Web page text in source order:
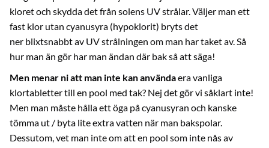
kloret och skydda det från solens UV strålar. Väljer man ett
fast klor utan cyanusyra (hypoklorit) bryts det
ner blixtsnabbt av UV strålningen om man har taket av. Så
hur man än gör har man ändan där bak så att säga!
Men menar ni att man inte kan användaera vanliga
klortabletter till en pool med tak? Nej det gör vi såklart inte!
Men man måste hålla ett öga på cyanusyran och kanske
tömma ut / byta lite extra vatten när man bakspolar.
Dessutom, vet man inte om att en pool som inte nås av